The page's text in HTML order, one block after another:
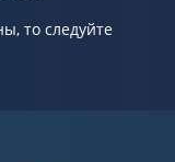
то следуйте